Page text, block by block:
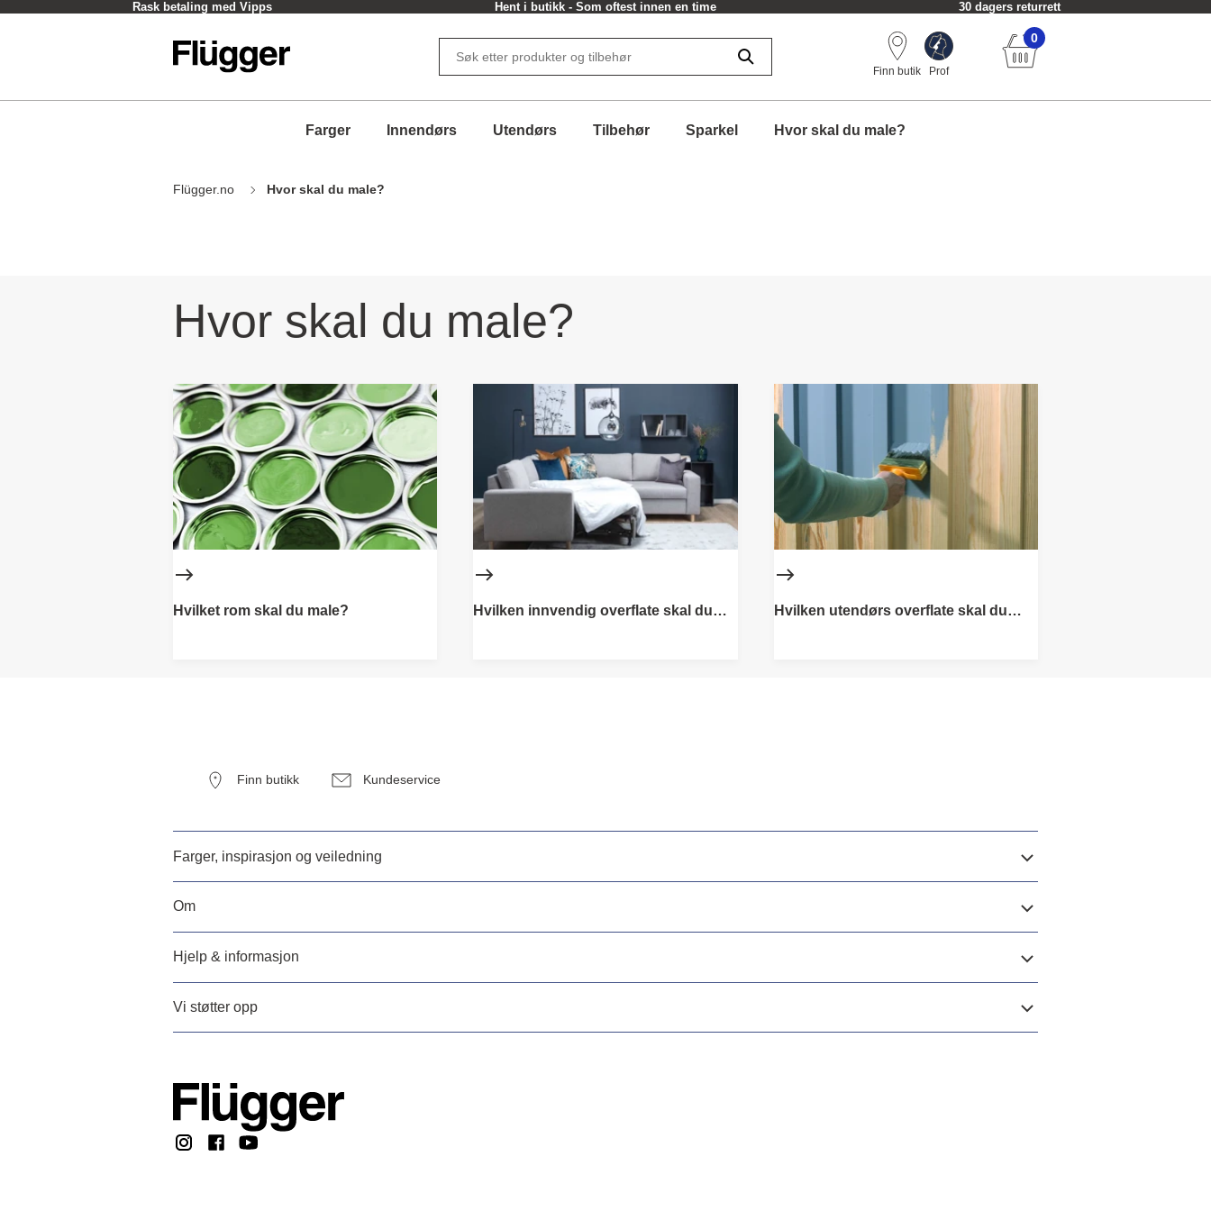
Rask betaling med Vipps Hent i butikk - Som oftest innen en time 30 dagers returrett
Finn butik Prof
0
Farger Innendørs Utendørs Tilbehør Sparkel Hvor skal du male?
Flügger.no Hvor skal du male?
Hvor skal du male?
Hvilket rom skal du male?
Hvilken innvendig overflate skal du
Hvilken utendørs overflate skal du
Finn butikk Kundeservice
Farger, inspirasjon og veiledning
Om
Hjelp & informasjon
Vi støtter opp